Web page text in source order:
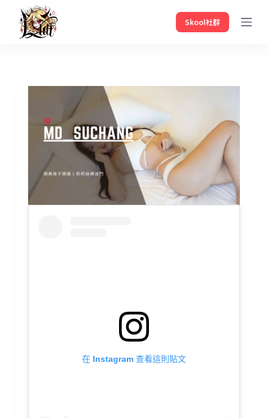
Skool社群
在 Instagram 查看這則貼文